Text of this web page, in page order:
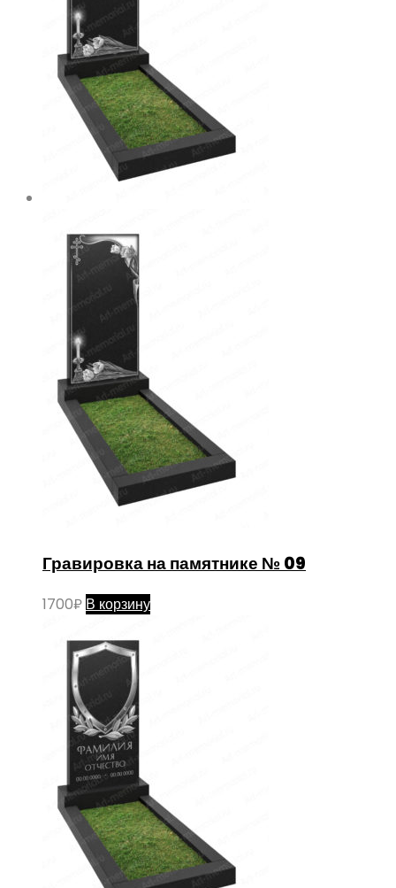
Гравировка на памятнике № 09
1700₽ В корзину